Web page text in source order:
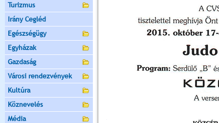
Turizmus
Irány Cegléd
Egészségügy
Egyházak
Gazdaság
Városi rendezvények
Kultúra
Köznevelés
Média